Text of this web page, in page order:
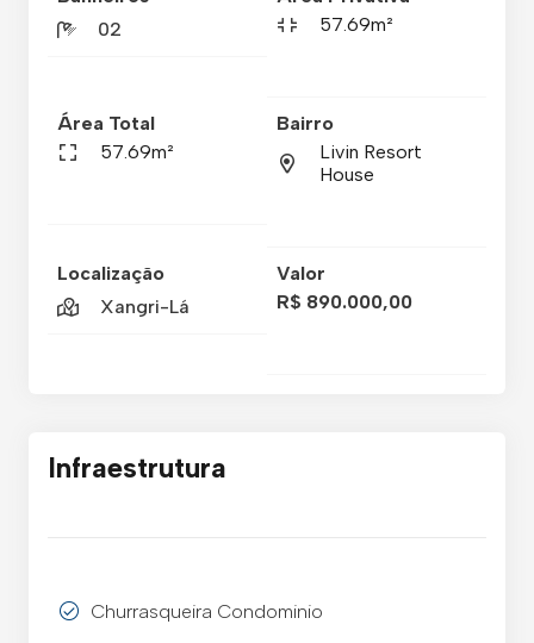
02
57.69m²
Área Total
57.69m²
Bairro
Livin Resort
House
Localização
Xangri-Lá
Valor
R$ 890.000,00
Infraestrutura
Churrasqueira Condominio